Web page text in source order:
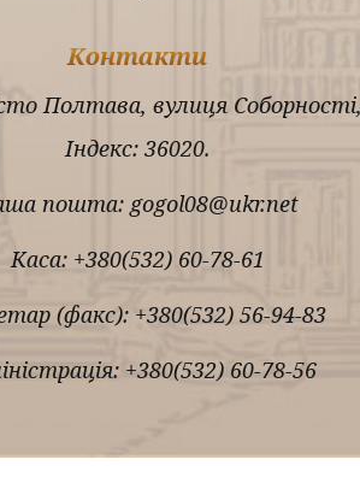
Контакти
Полтава, вулиця
Індекс: 36020.
пошта: gogol08@ukr.net
Каса: +380(532) 60-78-61
(факс): +380(532) 56-94-83
+380(532) 60-78-56